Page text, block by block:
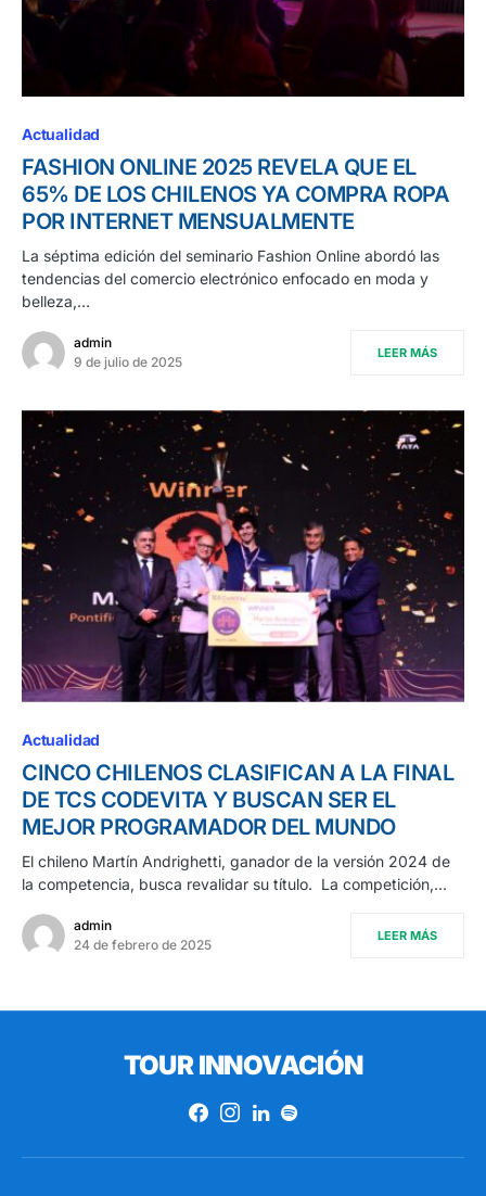
Actualidad
FASHION ONLINE 2025 REVELA QUE EL
65% DE LOS CHILENOS YA COMPRA ROPA
POR INTERNET MENSUALMENTE
La séptima edición del seminario Fashion Online abordó las
tendencias del comercio electrónico enfocado en moda y
belleza,…
admin
9 de julio de 2025
LEER MÁS
Actualidad
CINCO CHILENOS CLASIFICAN A LA FINAL
DE TCS CODEVITA Y BUSCAN SER EL
MEJOR PROGRAMADOR DEL MUNDO
El chileno Martín Andrighetti, ganador de la versión 2024 de
la competencia, busca revalidar su título. La competición,…
admin
24 de febrero de 2025
LEER MÁS
TOUR INNOVACIÓN